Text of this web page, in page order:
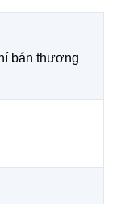
bán thương